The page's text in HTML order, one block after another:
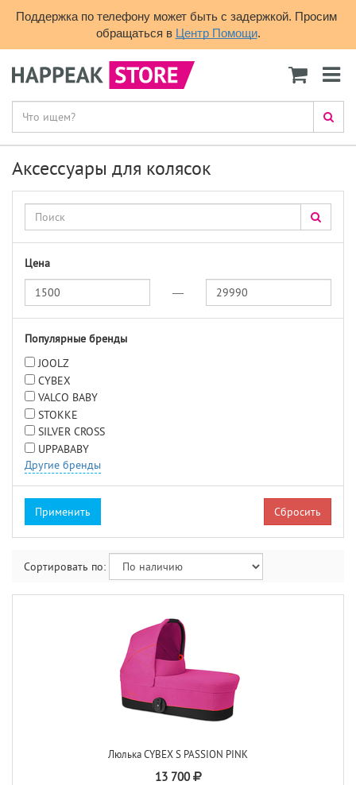
Поддержка по телефону может быть с задержкой. Просим
обращаться в Центр Помощи.
Аксессуары для колясок
Цена
—
Популярные бренды
JOOLZ
CYBEX
VALCO BABY
STOKKE
SILVER CROSS
UPPABABY
Другие бренды
Сбросить
Сортировать по:
Люлька CYBEX S PASSION PINK
13 700